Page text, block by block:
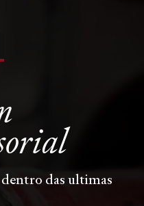
das ultimas